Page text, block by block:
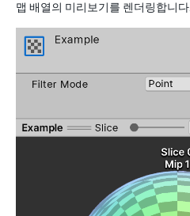
맵 배열의 미리보기를 렌더링합니다.